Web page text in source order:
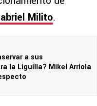
Milito.
a sus
la Liguilla? Mikel Arriola